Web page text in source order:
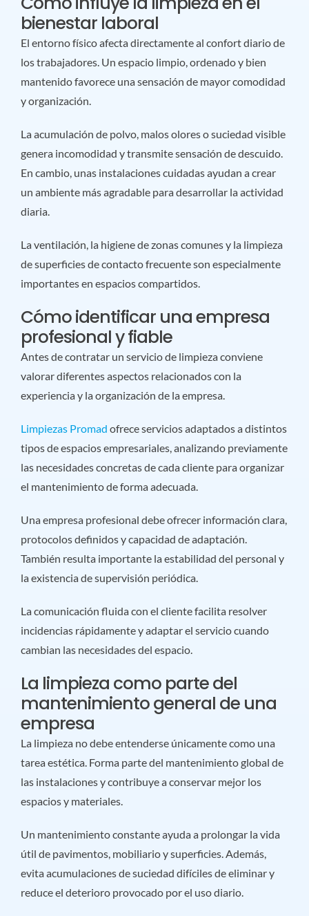
bienestar laboral
El entorno físico afecta directamente al confort diario de
los trabajadores. Un espacio limpio, ordenado y bien
mantenido favorece una sensación de mayor comodidad
y organización.
La acumulación de polvo, malos olores o suciedad visible
genera incomodidad y transmite sensación de descuido.
En cambio, unas instalaciones cuidadas ayudan a crear
un ambiente más agradable para desarrollar la actividad
diaria.
La ventilación, la higiene de zonas comunes y la limpieza
de superficies de contacto frecuente son especialmente
importantes en espacios compartidos.
Cómo identificar una empresa
profesional y fiable
Antes de contratar un servicio de limpieza conviene
valorar diferentes aspectos relacionados con la
experiencia y la organización de la empresa.
Limpiezas Promad ofrece servicios adaptados a distintos
tipos de espacios empresariales, analizando previamente
las necesidades concretas de cada cliente para organizar
el mantenimiento de forma adecuada.
Una empresa profesional debe ofrecer información clara,
protocolos definidos y capacidad de adaptación.
También resulta importante la estabilidad del personal y
la existencia de supervisión periódica.
La comunicación fluida con el cliente facilita resolver
incidencias rápidamente y adaptar el servicio cuando
cambian las necesidades del espacio.
La limpieza como parte del
mantenimiento general de una
empresa
La limpieza no debe entenderse únicamente como una
tarea estética. Forma parte del mantenimiento global de
las instalaciones y contribuye a conservar mejor los
espacios y materiales.
Un mantenimiento constante ayuda a prolongar la vida
útil de pavimentos, mobiliario y superficies. Además,
evita acumulaciones de suciedad difíciles de eliminar y
reduce el deterioro provocado por el uso diario.